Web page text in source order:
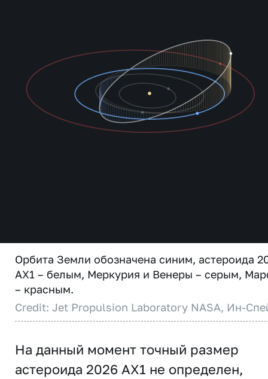
Орбита Земли обозначена синим, астероида
AX1 – белым, Меркурия и Венеры – серым,
– красным.
Credit: Jet Propulsion Laboratory NASA, Ин-
На данный момент точный размер
астероида 2026 AX1 не определен,